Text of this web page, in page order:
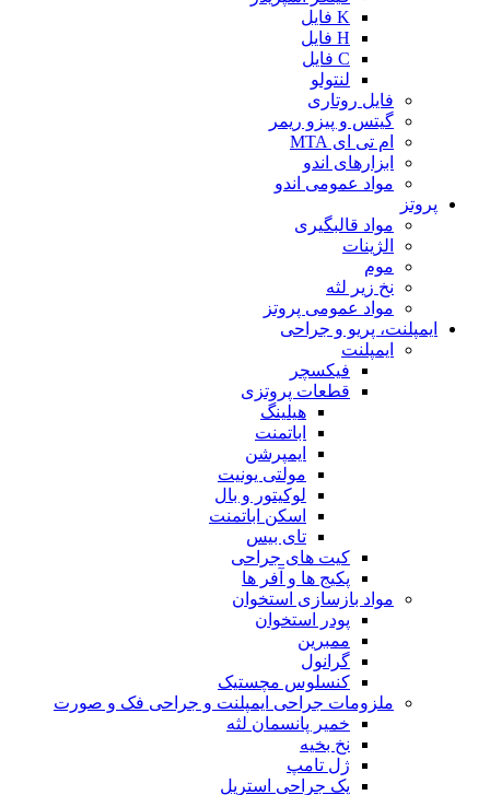
K فایل
H فایل
C فایل
لنتولو
فایل روتاری
گیتس و پیزو ریمر
ام تی ای MTA
ابزارهای اندو
مواد عمومی اندو
پروتز
مواد قالبگیری
الژینات
موم
نخ زیر لثه
مواد عمومی پروتز
ایمپلنت، پریو و جراحی
ایمپلنت
فیکسچر
قطعات پروتزی
هیلینگ
اباتمنت
ایمپرشن
مولتی یونیت
لوکیتور و بال
اسکن اباتمنت
تای بیس
کیت های جراحی
پکیج ها و آفر ها
مواد بازسازی استخوان
پودر استخوان
ممبرین
گرانول
کنسلوس مچستیک
ملزومات جراحی ایمپلنت و جراحی فک و صورت
خمیر پانسمان لثه
نخ بخیه
ژل تامپ
پک جراحی استریل